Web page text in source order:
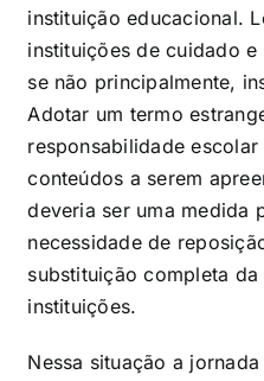
instituição educacional.
instituições de cuidado
se não principalmente,
Adotar um termo
responsabilidade
conteúdos a serem
deveria ser uma medida
necessidade de
substituição completa
instituições.
Nessa situação a